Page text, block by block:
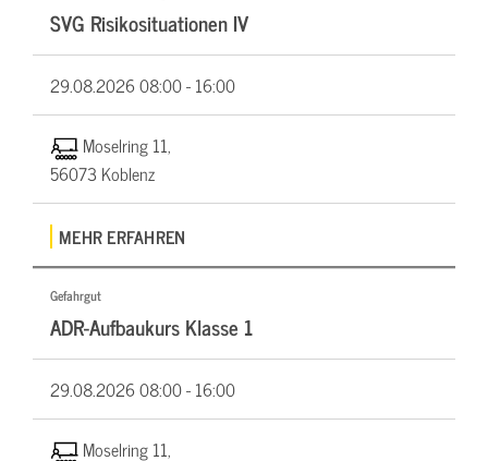
SVG Risikosituationen IV
29.08.202608:00 - 16:00
Moselring 11,
56073 Koblenz
MEHR ERFAHREN
Gefahrgut
ADR-Aufbaukurs Klasse 1
29.08.202608:00 - 16:00
Moselring 11,